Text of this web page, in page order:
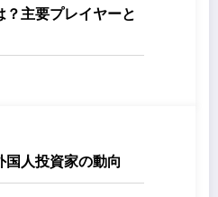
？主要プレイヤーと
国人投資家の動向